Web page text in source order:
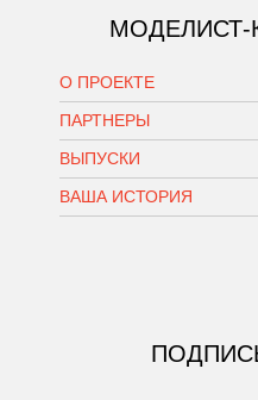
МОДЕЛИСТ-
О ПРОЕКТЕ
ПАРТНЕРЫ
ВЫПУСКИ
ВАША ИСТОРИЯ